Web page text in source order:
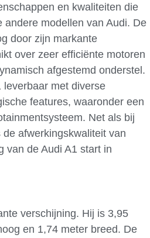
en kwaliteiten die
andere modellen van Audi. De
door zijn markante
over zeer efficiënte motoren
afgestemd onderstel.
leverbaar met diverse
features, waaronder een
Net als bij
afwerkingskwaliteit van
van de Audi A1 start in
verschijning. Hij is 3,95
en 1,74 meter breed. De